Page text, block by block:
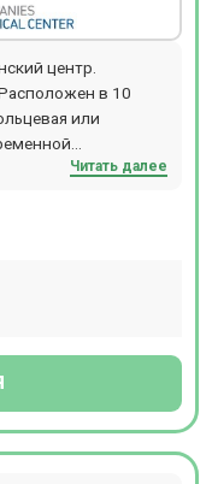
центр.
в 10
или
Читать далее